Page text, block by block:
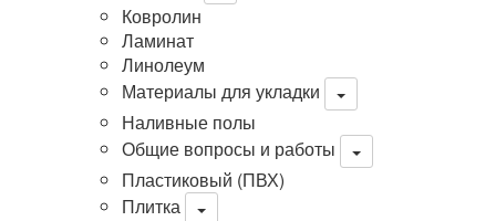
Ковролин
Ламинат
Линолеум
Материалы для укладки
Наливные полы
Общие вопросы и работы
Пластиковый (ПВХ)
Плитка